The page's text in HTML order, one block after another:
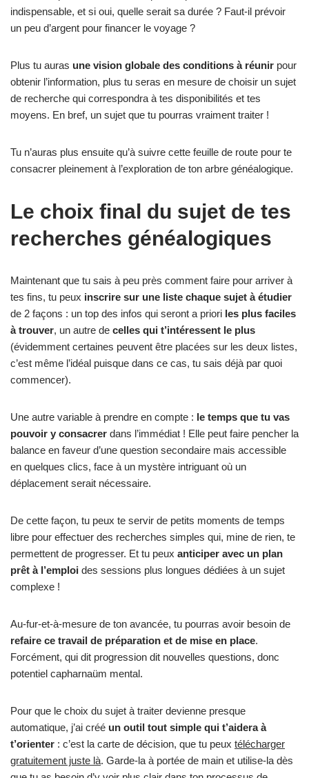
indispensable, et si oui, quelle serait sa durée ? Faut-il prévoir
un peu d’argent pour financer le voyage ?
Plus tu auras une vision globale des conditions à réunir pour
obtenir l’information, plus tu seras en mesure de choisir un sujet
de recherche qui correspondra à tes disponibilités et tes
moyens. En bref, un sujet que tu pourras vraiment traiter !
Tu n’auras plus ensuite qu’à suivre cette feuille de route pour te
consacrer pleinement à l’exploration de ton arbre généalogique.
Le choix final du sujet de tes
recherches généalogiques
Maintenant que tu sais à peu près comment faire pour arriver à
tes fins, tu peux inscrire sur une liste chaque sujet à étudier
de 2 façons : un top des infos qui seront a priori les plus faciles
à trouver, un autre de celles qui t’intéressent le plus
(évidemment certaines peuvent être placées sur les deux listes,
c’est même l’idéal puisque dans ce cas, tu sais déjà par quoi
commencer).
Une autre variable à prendre en compte : le temps que tu vas
pouvoir y consacrer dans l’immédiat ! Elle peut faire pencher la
balance en faveur d’une question secondaire mais accessible
en quelques clics, face à un mystère intriguant où un
déplacement serait nécessaire.
De cette façon, tu peux te servir de petits moments de temps
libre pour effectuer des recherches simples qui, mine de rien, te
permettent de progresser. Et tu peux anticiper avec un plan
prêt à l’emploi des sessions plus longues dédiées à un sujet
complexe !
Au-fur-et-à-mesure de ton avancée, tu pourras avoir besoin de
refaire ce travail de préparation et de mise en place.
Forcément, qui dit progression dit nouvelles questions, donc
potentiel capharnaüm mental.
Pour que le choix du sujet à traiter devienne presque
automatique, j’ai créé un outil tout simple qui t’aidera à
t’orienter : c’est la carte de décision, que tu peux télécharger
gratuitement juste là. Garde-la à portée de main et utilise-la dès